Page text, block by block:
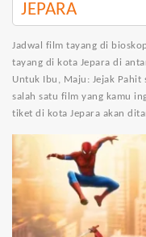
JEPARA
Jadwal film tayang di
tayang di kota Jepara di
Untuk Ibu, Maju: Jejak Pahit
salah satu film yang kamu
tiket di kota Jepara akan